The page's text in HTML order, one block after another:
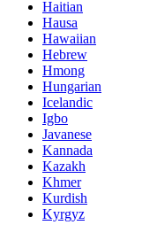
Haitian
Hausa
Hawaiian
Hebrew
Hmong
Hungarian
Icelandic
Igbo
Javanese
Kannada
Kazakh
Khmer
Kurdish
Kyrgyz